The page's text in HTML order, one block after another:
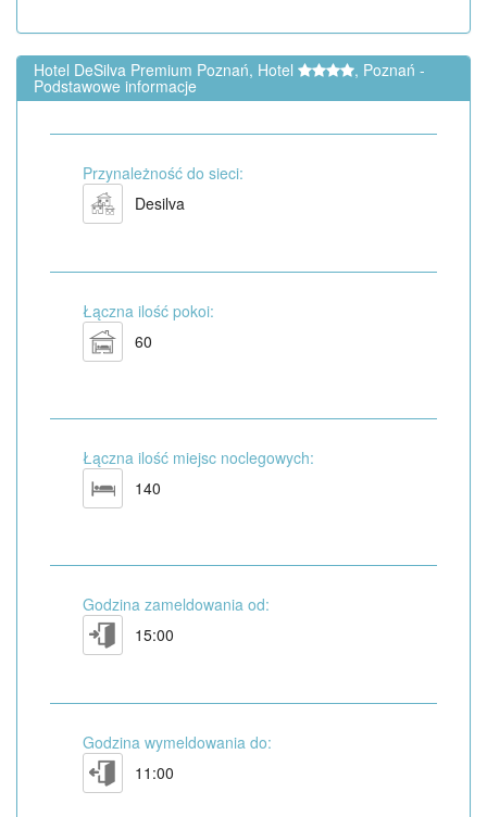
Hotel DeSilva Premium Poznań, Hotel , Poznań -
Podstawowe informacje
Przynależność do sieci:
Desilva
Łączna ilość pokoi:
60
Łączna ilość miejsc noclegowych:
140
Godzina zameldowania od:
15:00
Godzina wymeldowania do:
11:00